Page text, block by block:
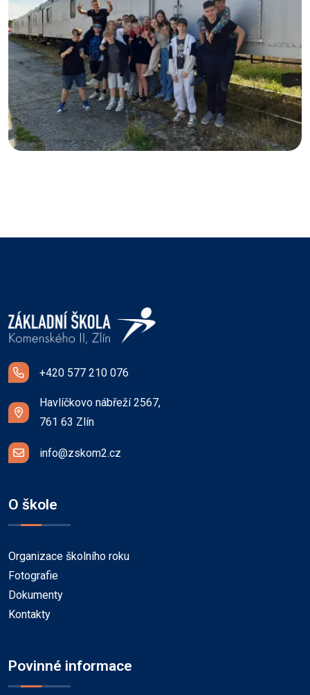
+420 577 210 076
Havlíčkovo nábřeží 2567,
761 63 Zlín
info@zskom2.cz
O škole
Organizace školního roku
Fotografie
Dokumenty
Kontakty
Povinné informace